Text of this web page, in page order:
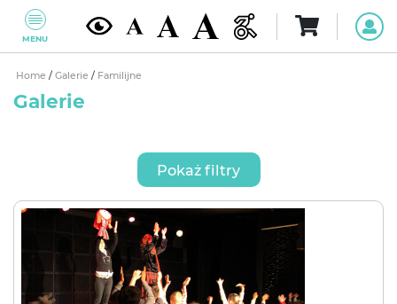
MENU
Home / Galerie / Familijne
Galerie
Pokaż filtry